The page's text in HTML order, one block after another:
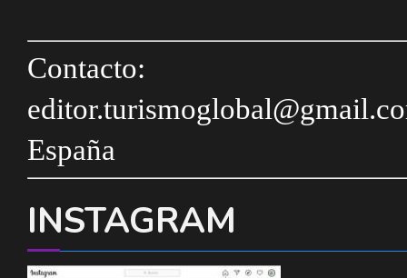
Contacto:
España
INSTAGRAM